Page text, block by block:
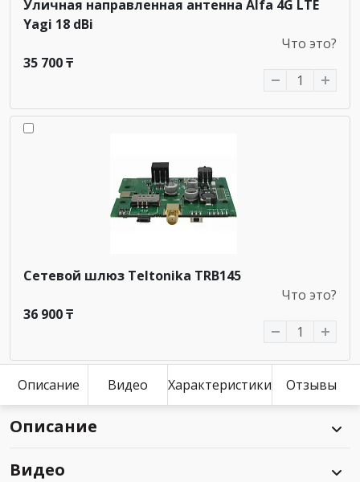
Уличная направленная антенна Alfa 4G LTE
Yagi 18 dBi
Что это?
35 700 ₸
Сетевой шлюз Teltonika TRB145
Что это?
36 900 ₸
Описание Видео Характеристики Отзывы
Описание
Видео